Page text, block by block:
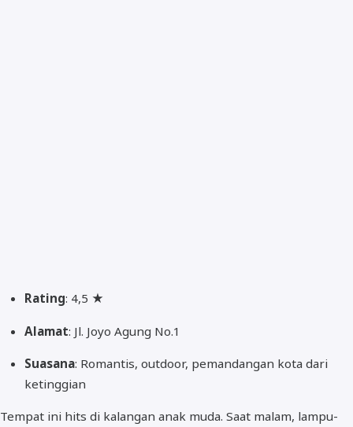
Rating: 4,5 ★
Alamat: Jl. Joyo Agung No.1
Suasana: Romantis, outdoor, pemandangan kota dari
ketinggian
Tempat ini hits di kalangan anak muda. Saat malam, lampu-